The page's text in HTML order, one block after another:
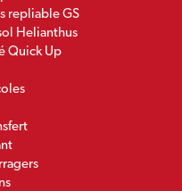
repliable GS
Helianthus
Quick Up